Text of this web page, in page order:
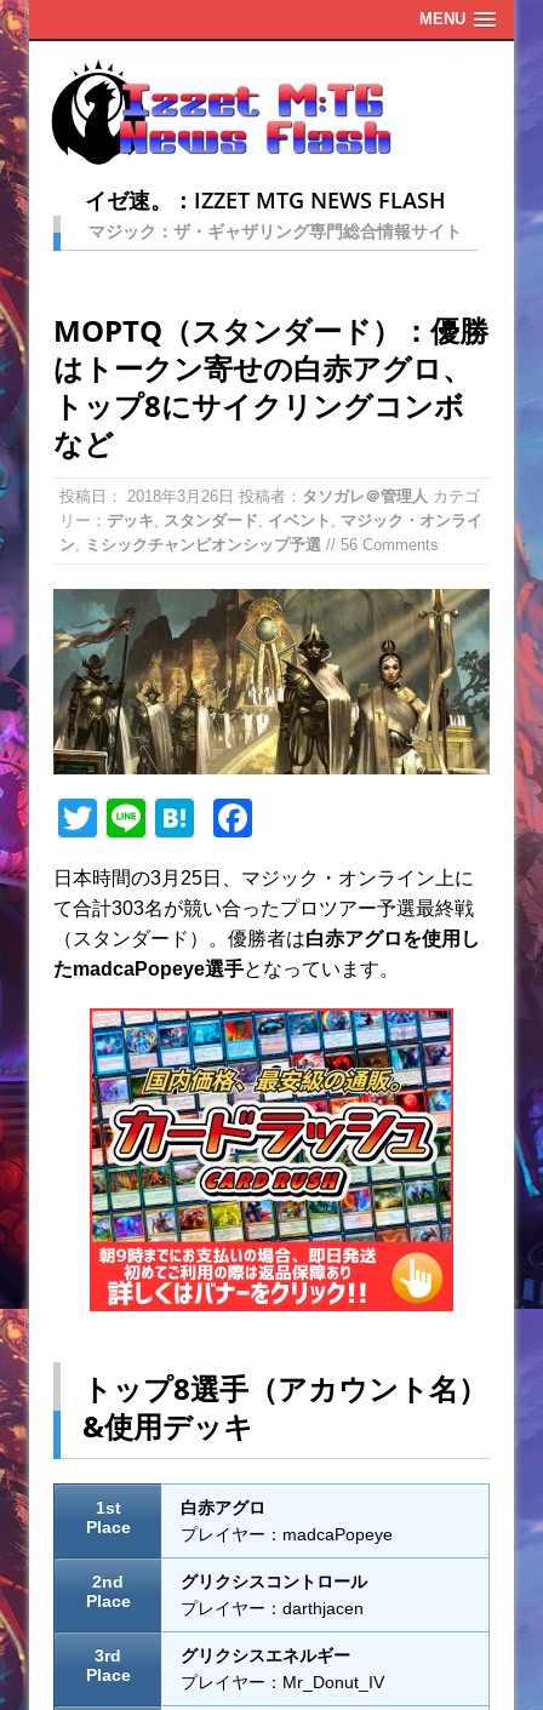
MENU
イゼ速。：IZZET MTG NEWS FLASH
マジック：ザ・ギャザリング専門総合情報サイト
MOPTQ（スタンダード）：優勝
はトークン寄せの白赤アグロ、
トップ8にサイクリングコンボ
など
投稿日： 2018年3月26日 投稿者： タソガレ＠管理人 カテゴ
リー： デッキ スタンダード イベント
マジック・オンライ
ン
ミシックチャンピオンシップ予選 // 56 Comments
T
w
itt
er
Li
e
H
e
n
a
c
e
b
o
o
k
日本時間の3月25日、マジック・オンライン上に
て合計303名が競い合ったプロツアー予選最終戦
（スタンダード）。優勝者は白赤アグロを使用し
たmadcaPopeye選手となっています。
トップ8選手（アカウント名）
&使用デッキ
1st
Place
白赤アグロ
プレイヤー：madcaPopeye
2nd
Place
グリクシスコントロール
プレイヤー：darthjacen
3rd
Place
グリクシスエネルギー
プレイヤー：Mr_Donut_IV